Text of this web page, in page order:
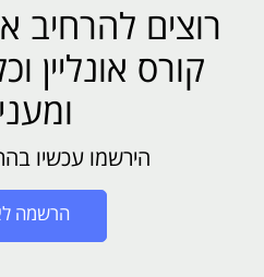
רוצים להרחיב
קורס
הירשמו עכשיו
הרשמה